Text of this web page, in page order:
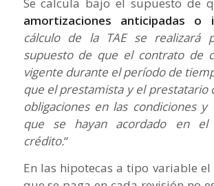
amortizaciones anticipadas o
cálculo de la TAE se realizará
supuesto de que el contrato de
vigente durante el período de
que el prestamista y el prestatario
obligaciones en las condiciones y
que se hayan acordado en el
crédito.“
En las hipotecas a tipo variable